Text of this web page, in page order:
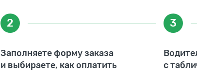
2
Заполняете форму заказа
и выбираете, как оплатить
3
с